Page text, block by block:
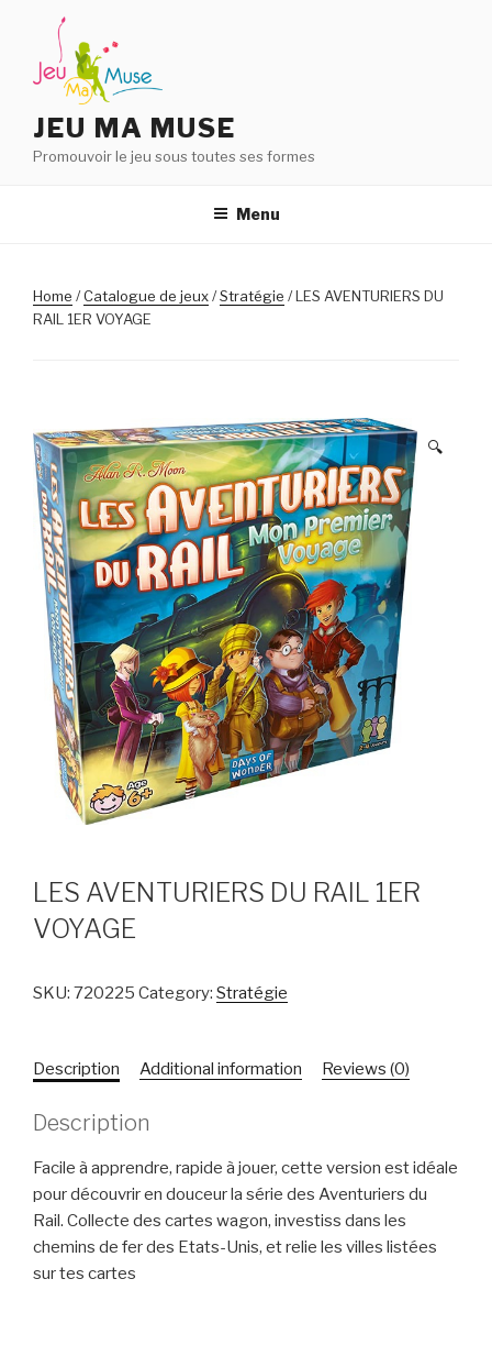
contenu
principal
JEU MA MUSE
Promouvoir le jeu sous toutes ses formes
Menu
Home /Catalogue de jeux/Stratégie / LES AVENTURIERS DU
RAIL 1ER VOYAGE
🔍
LES AVENTURIERS DU RAIL 1ER
VOYAGE
SKU: 720225 Category: Stratégie
Description Additional information Reviews (0)
Description
Facile à apprendre, rapide à jouer, cette version est idéale
pour découvrir en douceur la série des Aventuriers du
Rail. Collecte des cartes wagon, investiss dans les
chemins de fer des Etats-Unis, et relie les villes listées
sur tes cartes